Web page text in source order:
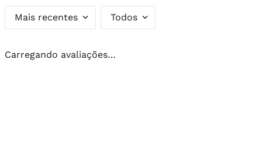
Mais recentes Todos
Carregando avaliações…